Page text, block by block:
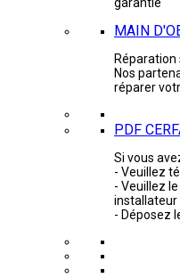
MAIN
Nos
réparer
PDF
Si vous
- Veuillez
- Veuillez
installateur
- Déposez